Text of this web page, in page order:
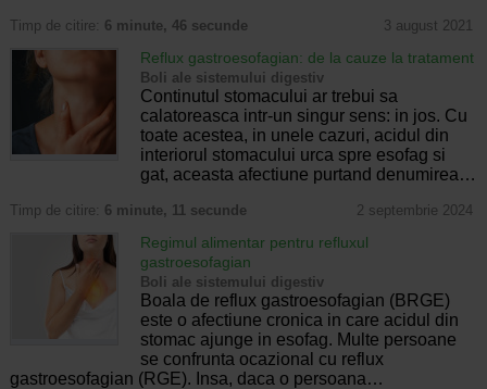
Timp de citire: 6 minute, 46 secunde 3 august 2021
Reflux gastroesofagian: de la cauze la tratament
Boli ale sistemului digestiv
Continutul stomacului ar trebui sa
calatoreasca intr-un singur sens: in jos. Cu
toate acestea, in unele cazuri, acidul din
interiorul stomacului urca spre esofag si
gat, aceasta afectiune purtand denumirea…
Timp de citire: 6 minute, 11 secunde 2 septembrie 2024
Regimul alimentar pentru refluxul
gastroesofagian
Boli ale sistemului digestiv
Boala de reflux gastroesofagian (BRGE)
este o afectiune cronica in care acidul din
stomac ajunge in esofag. Multe persoane
se confrunta ocazional cu reflux
gastroesofagian (RGE). Insa, daca o persoana…